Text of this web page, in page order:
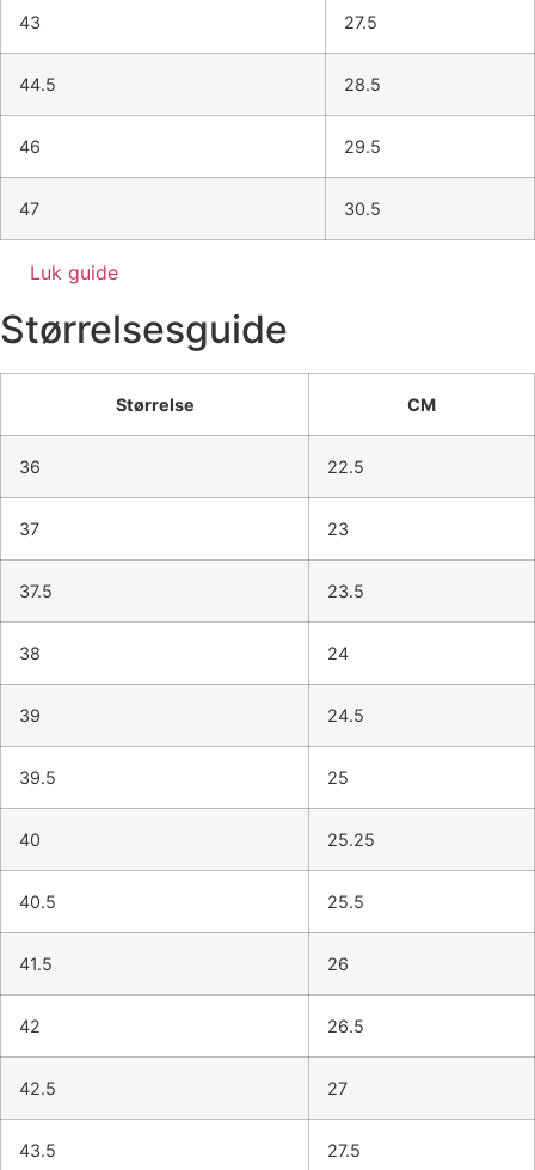
43 27.5
44.5 28.5
46 29.5
47 30.5
Luk guide
Størrelsesguide
Størrelse CM
36 22.5
37 23
37.5 23.5
38 24
39 24.5
39.5 25
40 25.25
40.5 25.5
41.5 26
42 26.5
42.5 27
43.5 27.5